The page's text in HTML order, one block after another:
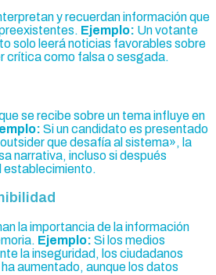
y recuerdan información que
Ejemplo: Un votante
solo leerá noticias favorables sobre
crítica como falsa o sesgada.
se recibe sobre un tema influye en
Si un candidato es presentado
que desafía al sistema», la
narrativa, incluso si después
establecimiento.
la importancia de la información
Ejemplo: Si los medios
la inseguridad, los ciudadanos
aumentado, aunque los datos